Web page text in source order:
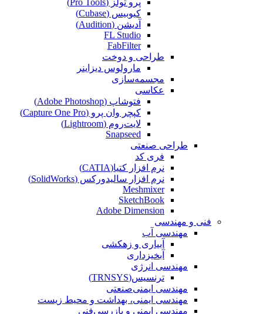
کیوبیس (Cubase‎)
آدیشن (Audition)
FL Studio
FabFilter
طراحی و دوخت
مارولوس دیزاینر
مجسمه‌سازی‌
عکاسی
فتوشاپ (Adobe Photoshop)
کپچر وان پرو (Capture One Pro)
لایت‌روم (Lightroom)
Snapseed
طراحی صنعتی
فری کد
نرم افزار کتیا(CATIA)
نرم افزار سالیدورکس (SolidWorks)
Meshmixer
SketchBook
Adobe Dimension
فنی و مهندسی
مهندسی آب
آبیاری و زهکشی
آبخیزداری
مهندسی انرژی
ترنسیس(TRNSYS)
مهندسی ایمنی‌صنعتی
مهندسی ایمنی، بهداشت و محیط زیست
مهندسی ایمنی‌ و‌ بازرسی‌فنی